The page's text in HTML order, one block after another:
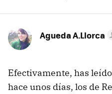
Agueda A.Llorca
Efectivamente, has
hace unos días, los de